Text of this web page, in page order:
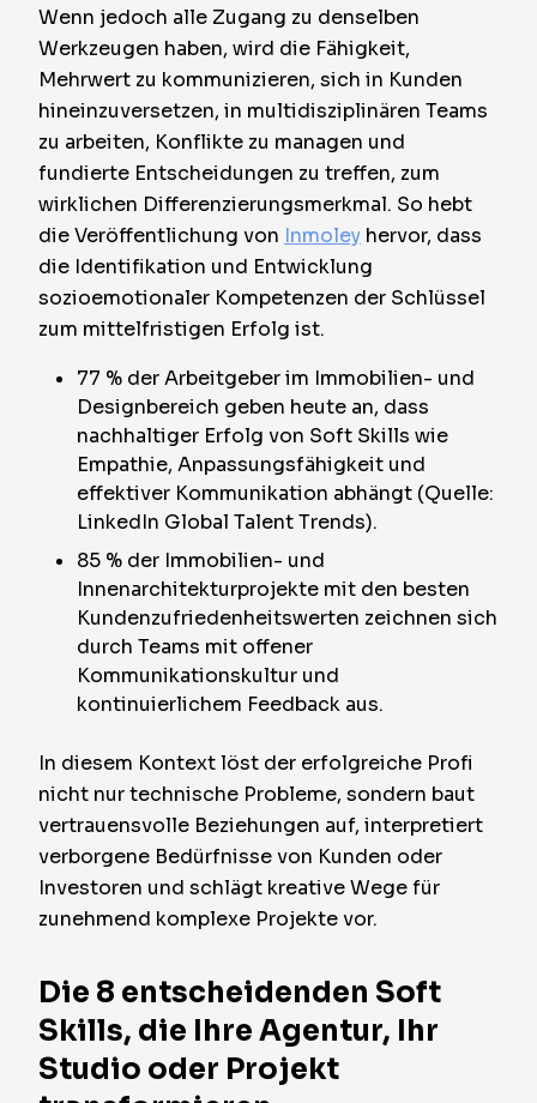
Wenn jedoch alle Zugang zu denselben
Werkzeugen haben, wird die Fähigkeit,
Mehrwert zu kommunizieren, sich in Kunden
hineinzuversetzen, in multidisziplinären Teams
zu arbeiten, Konflikte zu managen und
fundierte Entscheidungen zu treffen, zum
wirklichen Differenzierungsmerkmal. So hebt
die Veröffentlichung von Inmoley hervor, dass
die Identifikation und Entwicklung
sozioemotionaler Kompetenzen der Schlüssel
zum mittelfristigen Erfolg ist.
77 % der Arbeitgeber im Immobilien- und
Designbereich geben heute an, dass
nachhaltiger Erfolg von Soft Skills wie
Empathie, Anpassungsfähigkeit und
effektiver Kommunikation abhängt (Quelle:
LinkedIn Global Talent Trends).
85 % der Immobilien- und
Innenarchitekturprojekte mit den besten
Kundenzufriedenheitswerten zeichnen sich
durch Teams mit offener
Kommunikationskultur und
kontinuierlichem Feedback aus.
In diesem Kontext löst der erfolgreiche Profi
nicht nur technische Probleme, sondern baut
vertrauensvolle Beziehungen auf, interpretiert
verborgene Bedürfnisse von Kunden oder
Investoren und schlägt kreative Wege für
zunehmend komplexe Projekte vor.
Die 8 entscheidenden Soft
Skills, die Ihre Agentur, Ihr
Studio oder Projekt